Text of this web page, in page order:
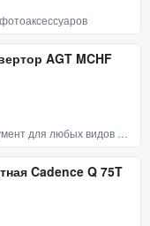
AGT MCHF
Cadence Q 75T